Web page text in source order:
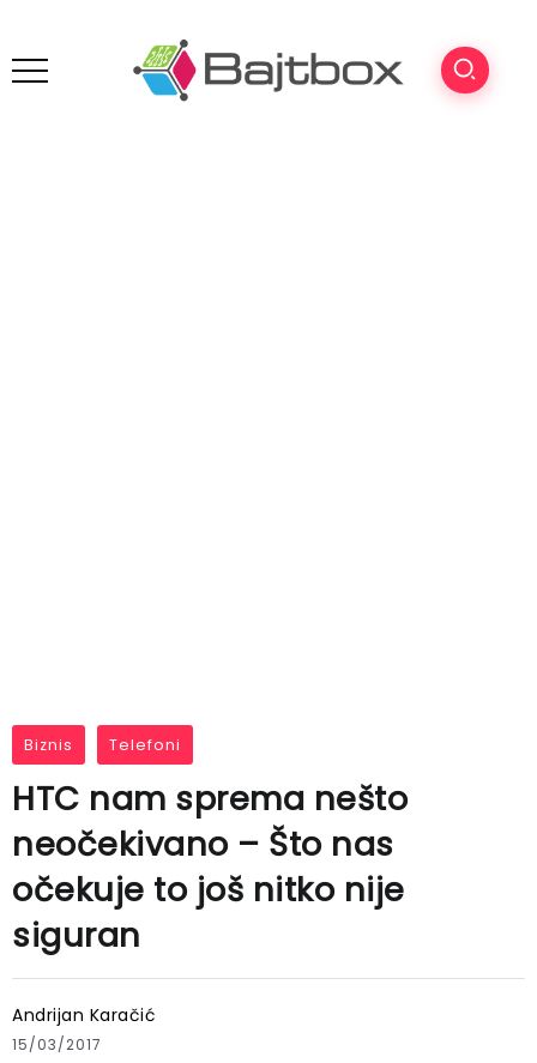
Biznis Telefoni
HTC nam sprema nešto
neočekivano – Što nas
očekuje to još nitko nije
siguran
Andrijan Karačić
15/03/2017